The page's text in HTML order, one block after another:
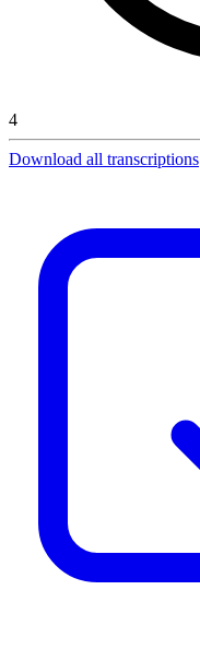
4
Download all transcriptions